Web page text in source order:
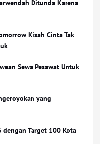
Ditunda Karena
Kisah Cinta Tak
Sewa Pesawat Untuk
yang
dengan Target 100 Kota